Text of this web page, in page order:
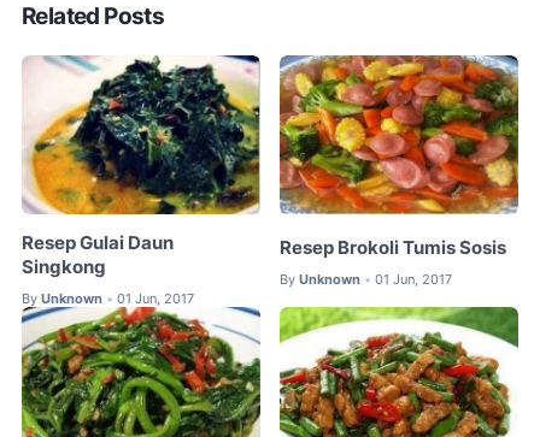
Related Posts
Resep Gulai Daun
Singkong
By Unknown • 01 Jun, 2017
Resep Brokoli Tumis Sosis
By Unknown • 01 Jun, 2017